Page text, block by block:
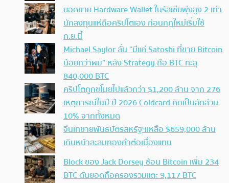
ยอดขาย Hardware Wallet ในรัสเซียพุ่งสูง 2 เท่า
นักลงทุนแห่ถือคริปโตเอง ก่อนกฎใหม่เริ่มใช้
ก.ย.นี้
Michael Saylor ลั่น “มีแค่ Satoshi ที่ขาย Bitcoin
น้อยกว่าผม” หลัง Strategy ถือ BTC ทะลุ
840,000 BTC
คริปโตถูกขโมยไปแล้วกว่า $1,200 ล้าน จาก 276
เหตุการณ์ในปี ปี 2026 Coldcard คิดเป็นสัดส่วน
10% จากทั้งหมด
จีนเทขายพันธบัตรสหรัฐฯเหลือ $659,000 ล้าน
เดินหน้าสะสมทองคำต่อเนื่องแทน
Block ของ Jack Dorsey ช้อน Bitcoin เพิ่ม 234
BTC ดันยอดถือครองรวมแตะ 9,117 BTC